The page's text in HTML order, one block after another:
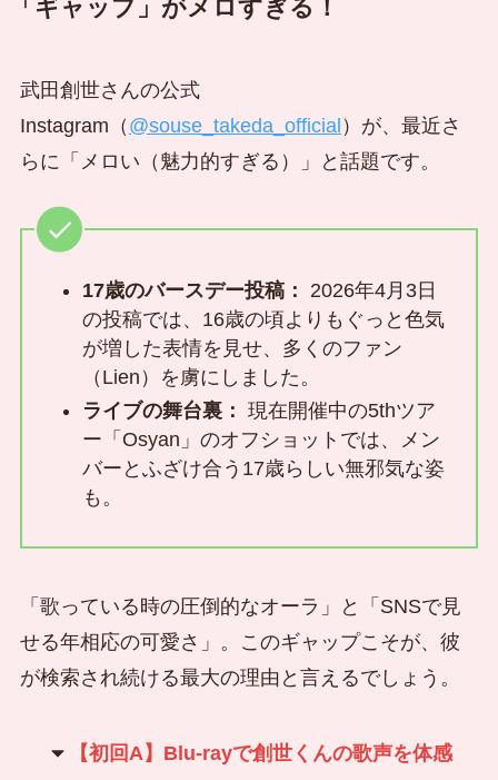
「ギャップ」がメロすぎる！
武田創世さんの公式
Instagram（ @souse_takeda_official ）が、最近さ
らに「メロい（魅力的すぎる）」と話題です。
17歳のバースデー投稿：
2026年4月3日
の投稿では、16歳の頃よりもぐっと色気
が増した表情を見せ、多くのファン
（Lien）を虜にしました。
ライブの舞台裏： 現在開催中の5thツア
ー「Osyan」のオフショットでは、メン
バーとふざけ合う17歳らしい無邪気な姿
も。
「歌っている時の圧倒的なオーラ」と「SNSで見
せる年相応の可愛さ」。このギャップこそが、彼
が検索され続ける最大の理由と言えるでしょう。
【初回A】Blu-rayで創世くんの歌声を体感